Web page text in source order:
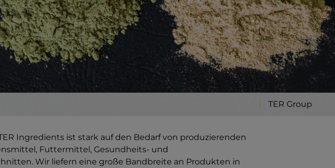
TER Group
Ingredients ist stark auf den Bedarf von produzierenden
Futtermittel, Gesundheits- und
Wir liefern eine große Bandbreite an Produkten in